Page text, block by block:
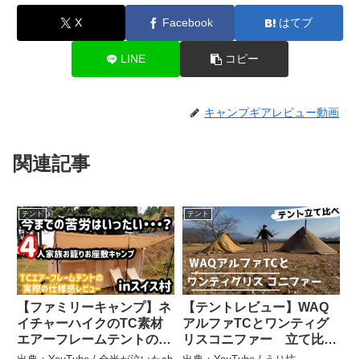
X Facebook はてブ
LINE コピー
キャンプギアレビュー動画
関連記事
テント
【ファミリーキャンプ】ネ
イチャーハイクのTC素材
エアーフレームテントの実
際の仕様感レビューします
テント
【テントレビュー】WAQ
アルファTCとワンティグ
リスコニファー 立て比べ
– うり坊